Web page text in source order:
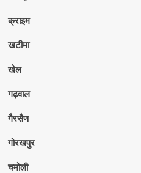
क्राइम
खटीमा
खेल
गढ़वाल
गैरसैण
गोरखपुर
चमोली